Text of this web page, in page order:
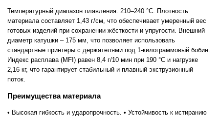
Температурный диапазон плавления: 210–240 °C. Плотность
материала составляет 1,43 г/см, что обеспечивает умеренный вес
готовых изделий при сохранении жёсткости и упругости. Внешний
диаметр катушки – 175 мм, что позволяет использовать
стандартные принтеры с держателями под 1-килограммовый бобин.
Индекс расплава (MFI) равен 8,4 г/10 мин при 190 °C и нагрузке
2,16 кг, что гарантирует стабильный и плавный экструзионный
поток.
Преимущества материала
• Высокая гибкость и ударопрочность. • Устойчивость к истиранию